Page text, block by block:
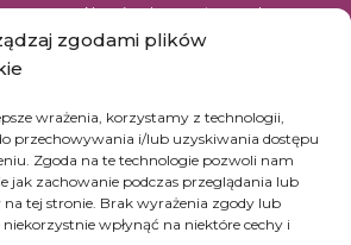
zgodami plików
wrażenia, korzystamy z technologii,
przechowywania i/lub uzyskiwania dostępu
Zgoda na te technologie pozwoli nam
jak zachowanie podczas przeglądania lub
tej stronie. Brak wyrażenia zgody lub
wpłynąć na niektóre cechy i
Numéro de compte pour les
virements en EUR:
PL84 1090 1883 0000 0001 2398
SWIFT Code (BIC): WBKPPLPP
Pour les virements bancaires en
d’autres devises, vérifiez
ici.